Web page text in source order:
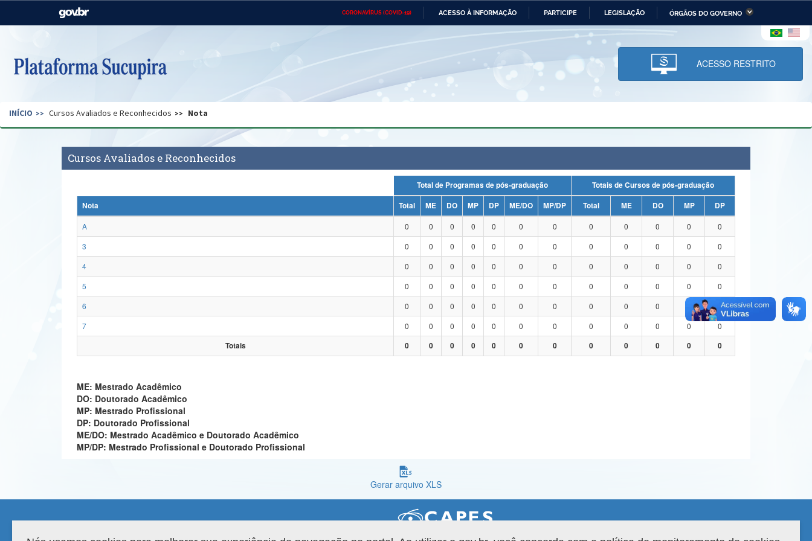
CORONAVÍRUS (COVID-19) ACESSO À INFORMAÇÃO PARTICIPE LEGISLAÇÃO ÓRGÃOS DO GOVERNO
Casa Civil Ministério das Relações Ministério da Economia Ministério da Infraestrutura
Pecuária e Abastecimento
Ministério da Ciência,
Tecnologia, Inovações e
Comunicações
Ministério do Desenvolvimento
Regional e dos Direitos Humanos
Secretaria de Governo Gabinete de Segurança Advocacia-Geral da União Banco Central do Brasil Planalto
ACESSO RESTRITO
INÍCIO Cursos Avaliados e Reconhecidos Nota
Cursos Avaliados e Reconhecidos
Total de Programas de pós-graduação
Totais de Cursos de pós-graduação
Nota
Total ME DO MP DP ME/DO MP/DP Total ME DO MP
DP
A
0 0 0 0 0 0 0 0 0 0 0
0
3
0 0 0 0 0 0 0 0 0 0 0
0
4
0 0 0 0 0 0 0 0 0 0 0
0
5
0 0 0 0 0 0 0 0 0 0 0
0
6
0 0 0 0 0 0 0 0 0 0
0
7
0 0 0 0 0 0 0 0 0 0 0
0
Totais
0 0 0 0 0 0 0 0 0 0 0 0
ME: Mestrado Acadêmico
DO: Doutorado Acadêmico
MP: Mestrado Profissional
DP: Doutorado Profissional
ME/DO: Mestrado Acadêmico e Doutorado Acadêmico
MP/DP: Mestrado Profissional e Doutorado Profissional
Gerar arquivo XLS